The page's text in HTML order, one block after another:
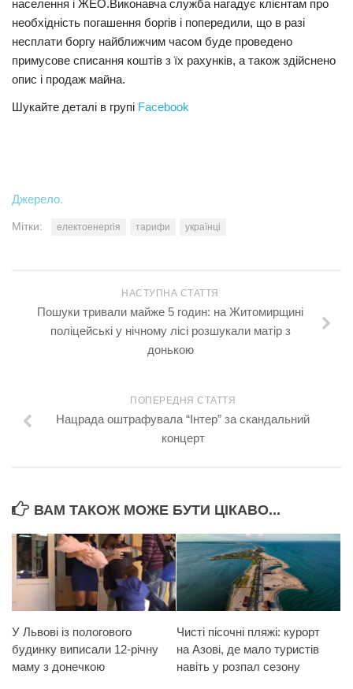
населення і ЖЕО.Виконавча служба нагадує клієнтам про
необхідність погашення боргів і попередили, що в разі
несплати боргу найближчим часом буде проведено
примусове списання коштів з їх рахунків, а також здійснено
опис і продаж майна.
Шукайте деталі в групі Facebook
Джерело.
Мітки: електоенергія тарифи українці
НАСТУПНА СТАТТЯ
Пошуки тривали майже 5 годин: на Житомирщині
поліцейські у нічному лісі розшукали матір з
донькою
ПОПЕРЕДНЯ СТАТТЯ
Нацрада оштрафувала “Інтер” за скaндальний
концерт
ВАМ ТАКОЖ МОЖЕ БУТИ ЦІКАВО...
У Львові із пологового
будинку виписали 12-річну
маму з донечкою
Чисті пісочні пляжі: курорт
на Азові, де мало туристів
навіть у розпал сезону